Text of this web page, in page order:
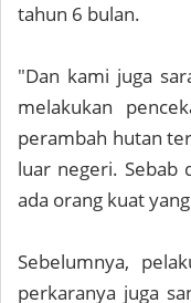
tahun 6 bulan.
"Dan kami juga
melakukan
perambah hutan
luar negeri. Sebab
ada orang kuat
Sebelumnya,
perkaranya juga